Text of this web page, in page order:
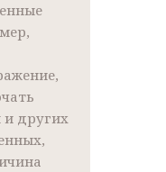
других